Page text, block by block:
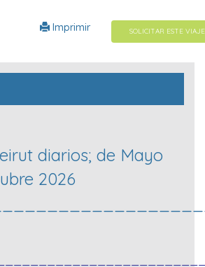
SOLICITAR ESTE VIAJE
Imprimir
diarios; de Mayo
2026